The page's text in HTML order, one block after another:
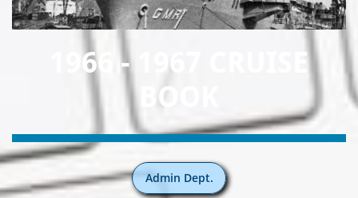
1966 - 1967 CRUISE
BOOK
Admin Dept.